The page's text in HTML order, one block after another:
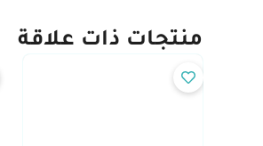
منتجات ذات علاقة